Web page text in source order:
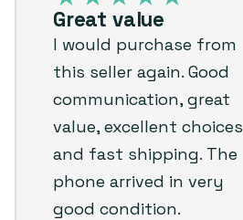
disponible
disponible
disponible
disponible
disponibleGreat value
I would purchase from
this seller again. Good
communication, great
value, excellent choices
and fast shipping. The
phone arrived in very
good condition.